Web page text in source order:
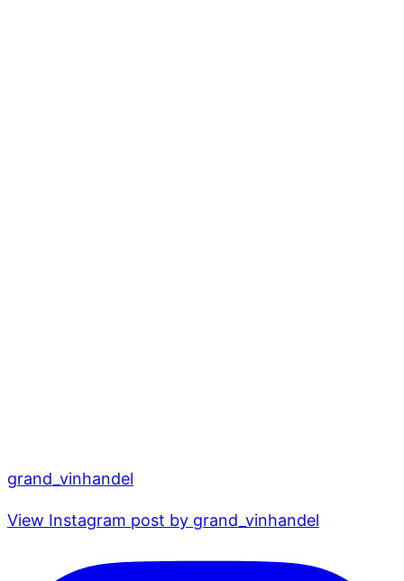
grand_vinhandel
View Instagram post by grand_vinhandel